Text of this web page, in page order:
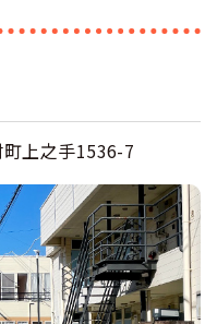
上之手1536-7